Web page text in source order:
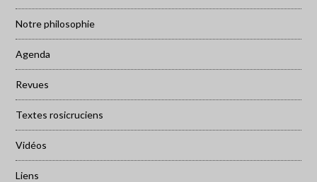
Notre philosophie
Agenda
Revues
Textes rosicruciens
Vidéos
Liens